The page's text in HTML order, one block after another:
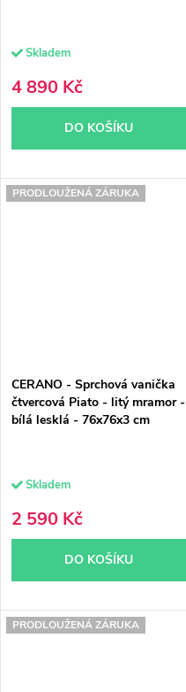
Skladem
4 890 Kč
DO KOŠÍKU
PRODLOUŽENÁ ZÁRUKA
CERANO - Sprchová vanička
čtvercová Piato - litý mramor -
bílá lesklá - 76x76x3 cm
Skladem
2 590 Kč
DO KOŠÍKU
PRODLOUŽENÁ ZÁRUKA